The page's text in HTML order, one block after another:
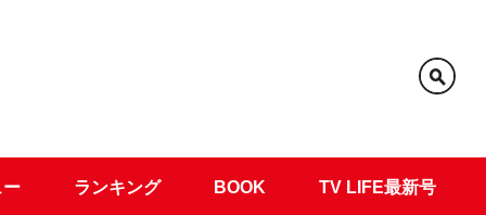
ー ランキング BOOK TV LIFE最新号